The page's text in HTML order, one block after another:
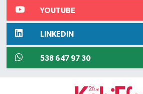
YOUTUBE
LINKEDIN
538 647 97 30